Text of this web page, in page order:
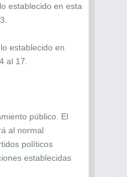
establecido en esta
establecido en
al 17.
público. El
al normal
políticos
establecidas